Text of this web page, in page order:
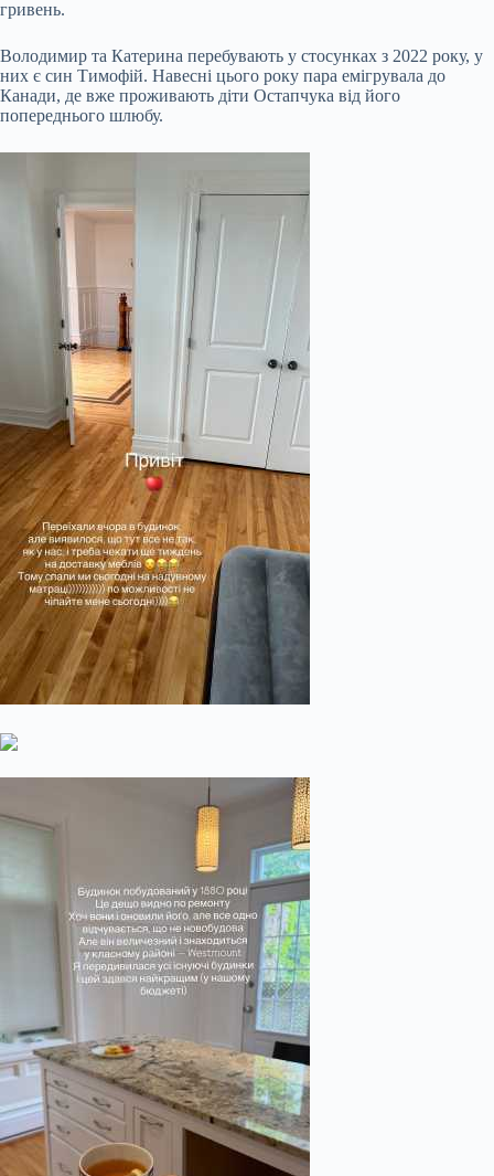
гривень.
Володимир та Катерина перебувають у стосунках з 2022 року, у
них є син Тимофій. Навесні цього року пара емігрувала до
Канади, де вже проживають діти Остапчука від його
попереднього шлюбу.